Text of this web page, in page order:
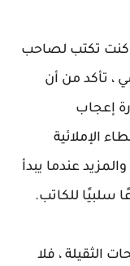
كنت تكتب لصاحب
، تأكد من أن
إعجاب
الإملائية
عندما يبدأ
سلبيًا للكاتب.
الثقيلة ، فلا